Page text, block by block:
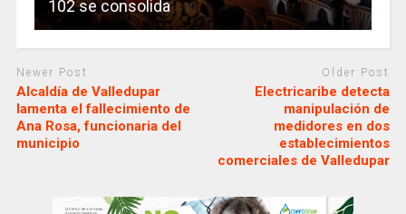
102 se consolida
Newer Post
Alcaldía de Valledupar
lamenta el fallecimiento de
Ana Rosa, funcionaria del
municipio
Older Post
Electricaribe detecta
manipulación de
medidores en dos
establecimientos
comerciales de Valledupar